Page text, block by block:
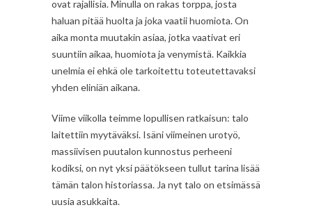
ovat rajallisia. Minulla on rakas torppa, josta
haluan pitää huolta ja joka vaatii huomiota. On
aika monta muutakin asiaa, jotka vaativat eri
suuntiin aikaa, huomiota ja venymistä. Kaikkia
unelmia ei ehkä ole tarkoitettu toteutettavaksi
yhden eliniän aikana.
Viime viikolla teimme lopullisen ratkaisun: talo
laitettiin myytäväksi. Isäni viimeinen urotyö,
massiivisen puutalon kunnostus perheeni
kodiksi, on nyt yksi päätökseen tullut tarina lisää
tämän talon historiassa. Ja nyt talo on etsimässä
uusia asukkaita.